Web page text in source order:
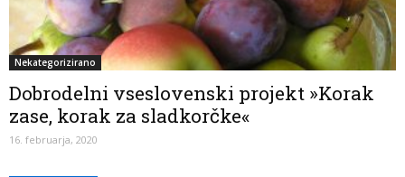
Nekategorizirano
Dobrodelni vseslovenski projekt »Korak
zase, korak za sladkorčke«
16. februarja, 2020